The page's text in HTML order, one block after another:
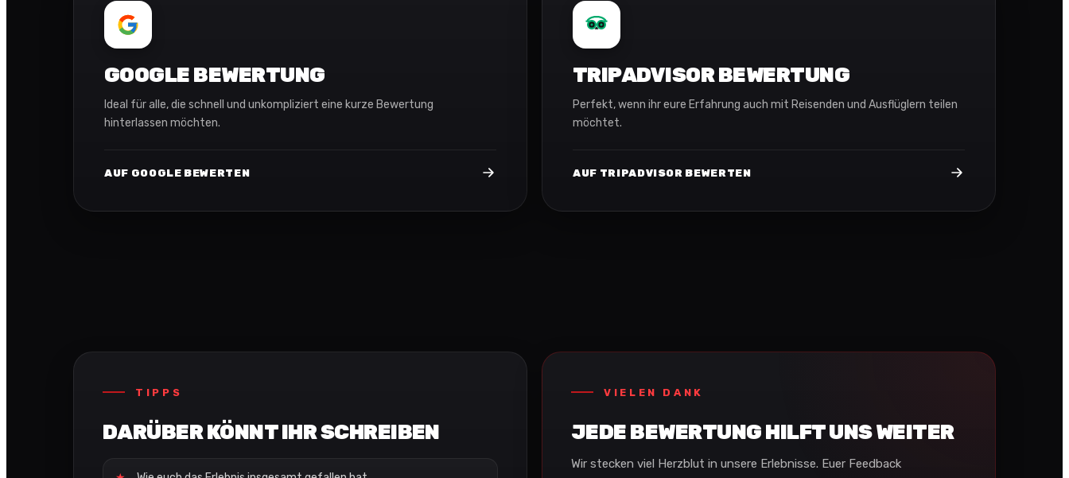
GOOGLE BEWERTUNG
Ideal für alle, die schnell und unkompliziert eine kurze Bewertung
hinterlassen möchten.
AUF GOOGLE BEWERTEN
TRIPADVISOR BEWERTUNG
Perfekt, wenn ihr eure Erfahrung auch mit Reisenden und Ausflüglern teilen
möchtet.
AUF TRIPADVISOR BEWERTEN
TIPPS
DARÜBER KÖNNT IHR SCHREIBEN
VIELEN DANK
JEDE BEWERTUNG HILFT UNS WEITER
Wir stecken viel Herzblut in unsere Erlebnisse. Euer Feedback